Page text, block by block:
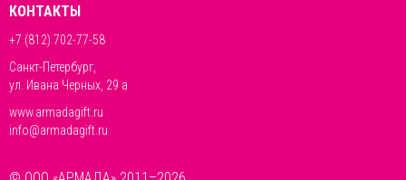
КОНТАКТЫ
+7 (812) 702-77-58
Санкт-Петербург,
ул. Ивана Черных, 29 а
www.armadagift.ru
info@armadagift.ru